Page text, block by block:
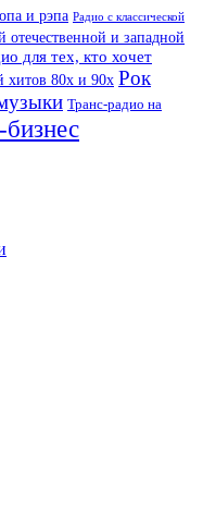
и рэпа Радио с классической
и западной
для тех, кто хочет
хитов 80х и 90х Рок
Транс-радио на